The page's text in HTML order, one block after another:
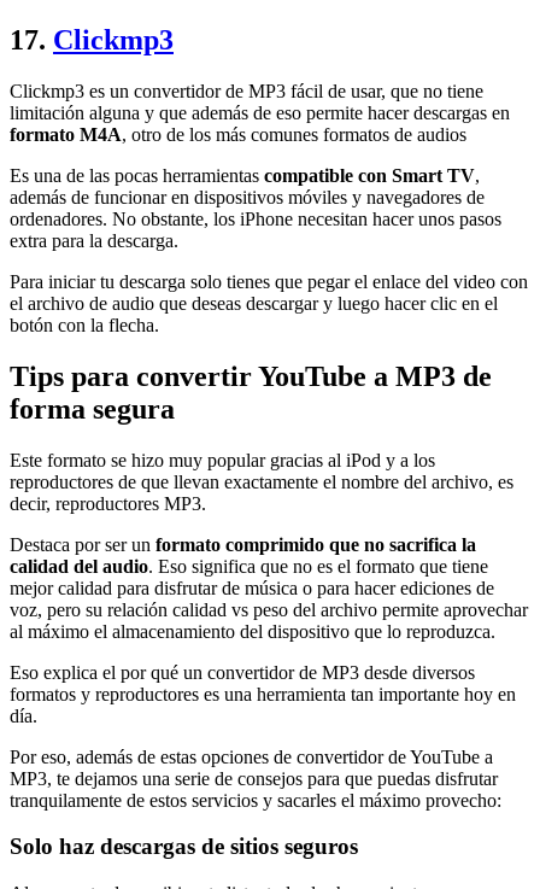
17. Clickmp3
Clickmp3 es un convertidor de MP3 fácil de usar, que no tiene
limitación alguna y que además de eso permite hacer descargas en
formato M4A, otro de los más comunes formatos de audios
Es una de las pocas herramientas compatible con Smart TV,
además de funcionar en dispositivos móviles y navegadores de
ordenadores. No obstante, los iPhone necesitan hacer unos pasos
extra para la descarga.
Para iniciar tu descarga solo tienes que pegar el enlace del video con
el archivo de audio que deseas descargar y luego hacer clic en el
botón con la flecha.
Tips para convertir YouTube a MP3 de
forma segura
Este formato se hizo muy popular gracias al iPod y a los
reproductores de que llevan exactamente el nombre del archivo, es
decir, reproductores MP3.
Destaca por ser un formato comprimido que no sacrifica la
calidad del audio. Eso significa que no es el formato que tiene
mejor calidad para disfrutar de música o para hacer ediciones de
voz, pero su relación calidad vs peso del archivo permite aprovechar
al máximo el almacenamiento del dispositivo que lo reproduzca.
Eso explica el por qué un convertidor de MP3 desde diversos
formatos y reproductores es una herramienta tan importante hoy en
día.
Por eso, además de estas opciones de convertidor de YouTube a
MP3, te dejamos una serie de consejos para que puedas disfrutar
tranquilamente de estos servicios y sacarles el máximo provecho:
Solo haz descargas de sitios seguros